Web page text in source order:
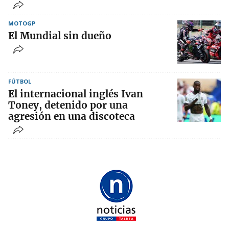
MOTOGP
El Mundial sin dueño
FÚTBOL
El internacional inglés Ivan
Toney, detenido por una
agresión en una discoteca